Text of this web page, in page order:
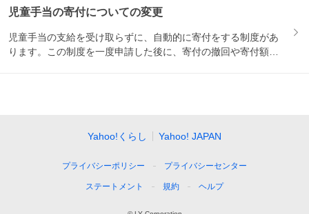
児童手当の寄付についての変更
児童手当の支給を受け取らずに、自動的に寄付をする制度があ
ります。この制度を一度申請した後に、寄付の撤回や寄付額の
Yahoo!くらし Yahoo! JAPAN
プライバシーポリシー プライバシーセンター
ステートメント 規約 ヘルプ